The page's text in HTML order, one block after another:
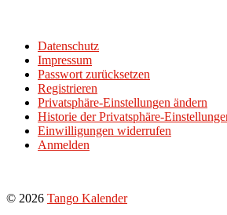
Datenschutz
Impressum
Passwort zurücksetzen
Registrieren
Privatsphäre-Einstellungen ändern
Historie der Privatsphäre-
Einwilligungen widerrufen
Anmelden
© 2026 Tango Kalender